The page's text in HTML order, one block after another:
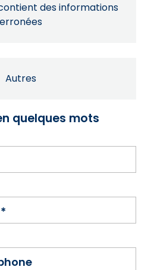
des informations
erronées
Autres
quelques mots
*